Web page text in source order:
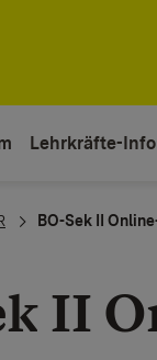
Lehrkräfte-Info
BO-Sek II
II